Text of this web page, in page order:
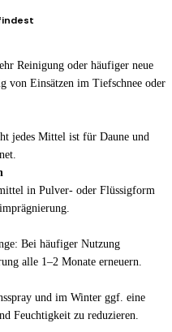
Reinigung oder häufiger neue
von Einsätzen im Tiefschnee oder
jedes Mittel ist für Daune und
in Pulver- oder Flüssigform
Bei häufiger Nutzung
alle 1–2 Monate erneuern.
und im Winter ggf. eine
Feuchtigkeit zu reduzieren.